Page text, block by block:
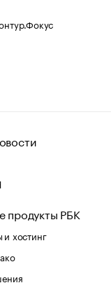
продукты РБК
хостинг